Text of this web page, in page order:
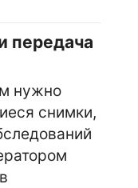
передача
нужно
снимки,